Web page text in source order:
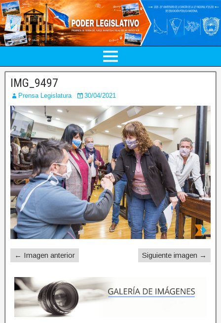
IMG_9497
Prensa Legislatura 30/04/2021
← Imagen anterior Siguiente imagen →